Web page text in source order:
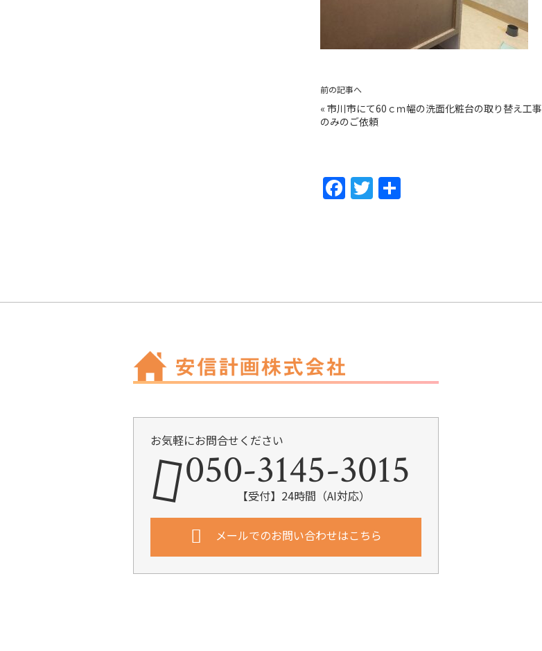
前の記事へ
« 市川市にて60ｃｍ幅の洗面化粧台の取り替え工事
のみのご依頼
F
o
T
お気軽にお問合せください
050-3145-3015
【受付】24時間（AI対応）
メールでのお問い合わせはこちら